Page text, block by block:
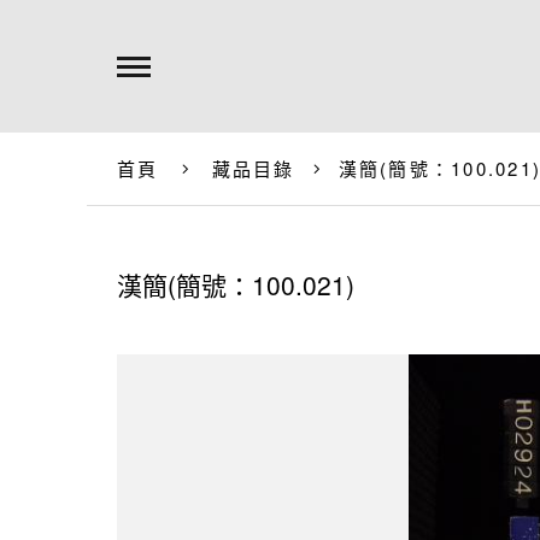
首頁 藏品目錄 漢簡(簡號：100.021)
漢簡(簡號：100.021)